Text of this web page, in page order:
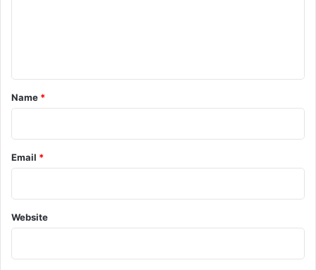
*
Name *
Email *
Website